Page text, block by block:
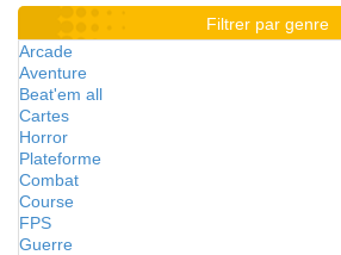
Filtrer par genre
Arcade
Aventure
Beat'em all
Cartes
Horror
Plateforme
Combat
Course
FPS
Guerre